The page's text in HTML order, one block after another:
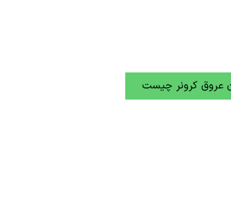
عروق کرونر چیست